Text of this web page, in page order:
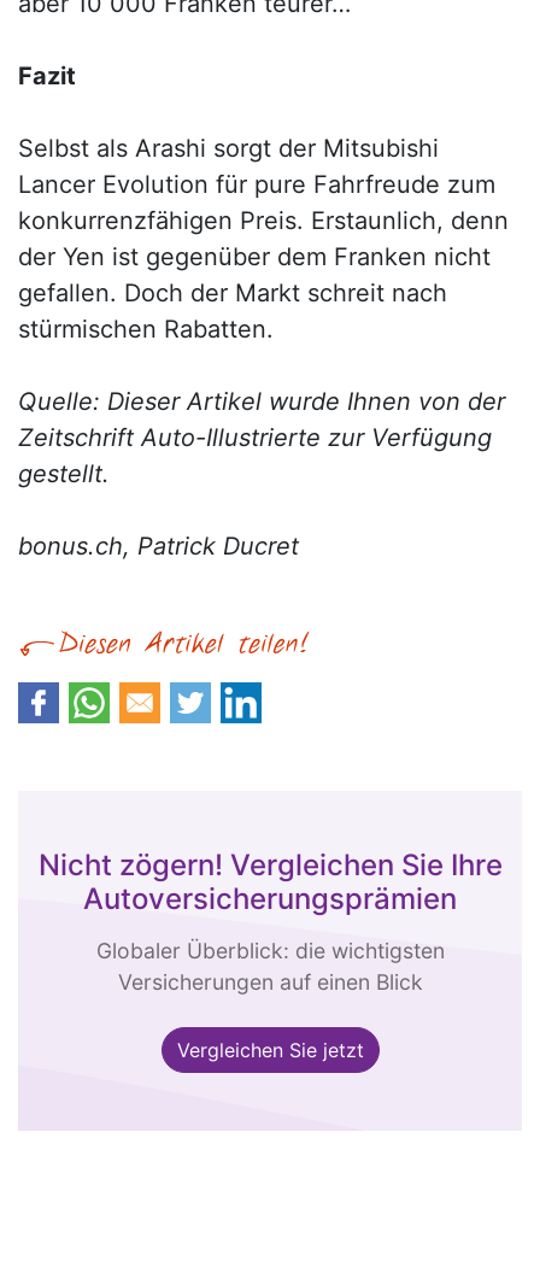
Fazit
Selbst als Arashi sorgt der Mitsubishi
Lancer Evolution für pure Fahrfreude zum
konkurrenzfähigen Preis. Erstaunlich, denn
der Yen ist gegenüber dem Franken nicht
gefallen. Doch der Markt schreit nach
stürmischen Rabatten.
Quelle: Dieser Artikel wurde Ihnen von der
Zeitschrift Auto-Illustrierte zur Verfügung
gestellt.
bonus.ch, Patrick Ducret
Nicht zögern! Vergleichen Sie Ihre
Autoversicherungsprämien
Globaler Überblick: die wichtigsten
Versicherungen auf einen Blick
Vergleichen Sie jetzt